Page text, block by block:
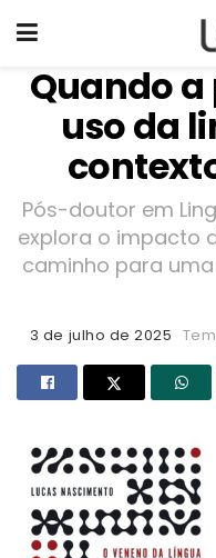
Quando
uso da
Pós-doutor em
explora o impacto
caminho para
3 de julho de 2025